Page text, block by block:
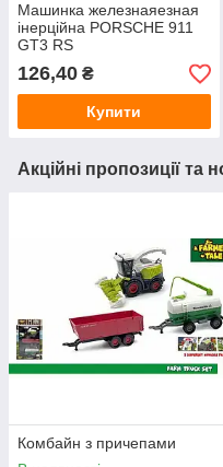
Машинка железнаяезная
інерційна PORSCHE 911
GT3 RS
126,40 ₴
Купити
Акційні пропозиції та
Комбайн з причепами